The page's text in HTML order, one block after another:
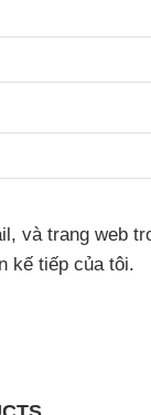
và trang web
kế tiếp của tôi.